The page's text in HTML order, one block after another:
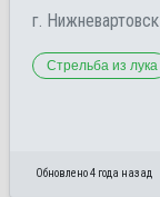
г. Нижневартовск
Стрельба из лука
Обновлено 4 года назад